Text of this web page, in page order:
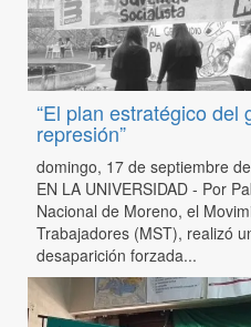
“El plan estratégico del
represión”
domingo, 17 de septiembre
EN LA UNIVERSIDAD - Por
Nacional de Moreno, el
Trabajadores (MST), realizó
desaparición forzada...